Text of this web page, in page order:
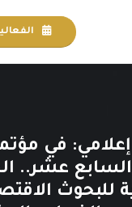
إعلامي: في
السابع عشر..
للبحوث